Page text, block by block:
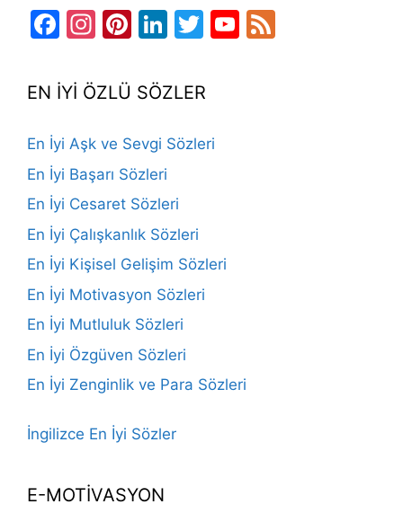
Facebook
Instagram
Pinterest
LinkedIn
TwitterYouTube
EN İYİ ÖZLÜ SÖZLER
En İyi Aşk ve Sevgi Sözleri
En İyi Başarı Sözleri
En İyi Cesaret Sözleri
En İyi Çalışkanlık Sözleri
En İyi Kişisel Gelişim Sözleri
En İyi Motivasyon Sözleri
En İyi Mutluluk Sözleri
En İyi Özgüven Sözleri
En İyi Zenginlik ve Para Sözleri
İngilizce En İyi Sözler
E-MOTİVASYON